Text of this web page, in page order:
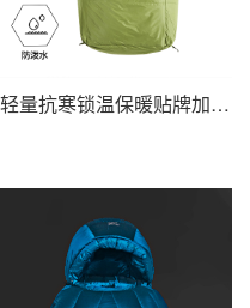
鸿基户外登山露营羽绒睡袋加厚轻量抗寒锁温保暖贴牌加工定制批发